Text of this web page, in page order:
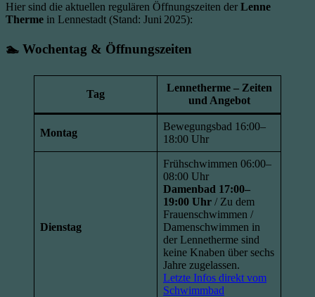
Hier sind die aktuellen regulären Öffnungszeiten der Lenne
Therme in Lennestadt (Stand: Juni 2025):
🏊 Wochentag & Öffnungszeiten
Tag
Lennetherme – Zeiten
und Angebot
Montag
Bewegungsbad 16:00–
18:00 Uhr
Dienstag
Frühschwimmen 06:00–
08:00 Uhr
Damenbad 17:00–
19:00 Uhr / Zu dem
Frauenschwimmen /
Damenschwimmen in
der Lennetherme sind
keine Knaben über sechs
Jahre zugelassen.
Letzte Infos direkt vom
Schwimmbad